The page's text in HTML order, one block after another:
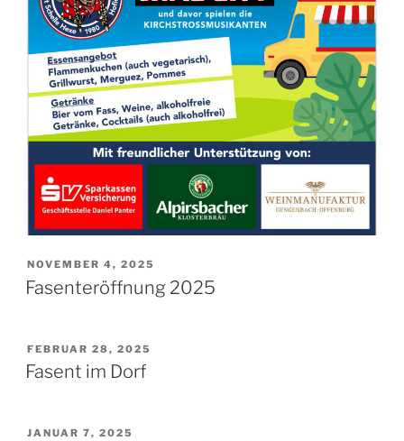
VERÖFFENTLICHT
AM
NOVEMBER 4, 2025
Fasenteröffnung 2025
VERÖFFENTLICHT
AM
FEBRUAR 28, 2025
Fasent im Dorf
VERÖFFENTLICHT
JANUAR 7, 2025